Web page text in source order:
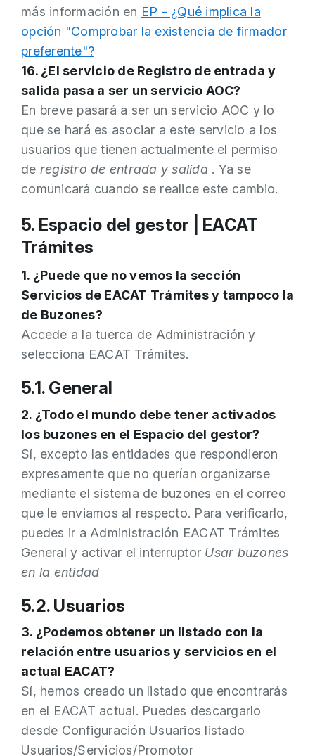
más información en EP - ¿Qué implica la
opción "Comprobar la existencia de firmador
preferente"?
16. ¿El servicio de Registro de entrada y
salida pasa a ser un servicio AOC?
En breve pasará a ser un servicio AOC y lo
que se hará es asociar a este servicio a los
usuarios que tienen actualmente el permiso
de registro de entrada y salida. Ya se
comunicará cuando se realice este cambio.
5. Espacio del gestor | EACAT
Trámites
1. ¿Puede que no vemos la sección
Servicios de EACAT Trámites y tampoco la
de Buzones?
Accede a la tuerca de Administración y
selecciona EACAT Trámites.
5.1. General
2. ¿Todo el mundo debe tener activados
los buzones en el Espacio del gestor?
Sí, excepto las entidades que respondieron
expresamente que no querían organizarse
mediante el sistema de buzones en el correo
que le enviamos al respecto. Para verificarlo,
puedes ir a Administración EACAT Trámites
General y activar el interruptor Usar buzones
en la entidad
5.2. Usuarios
3. ¿Podemos obtener un listado con la
relación entre usuarios y servicios en el
actual EACAT?
Sí, hemos creado un listado que encontrarás
en el EACAT actual. Puedes descargarlo
desde Configuración Usuarios listado
Usuarios/Servicios/Promotor